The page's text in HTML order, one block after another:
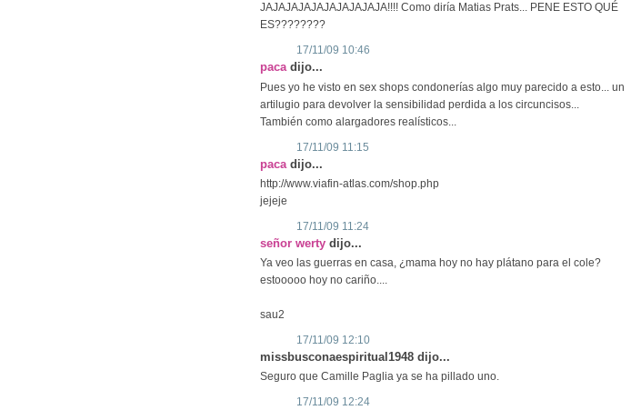
JAJAJAJAJAJAJAJAJAJA!!!! Como diría Matias Prats... PENE ESTO QUÉ
ES????????
17/11/09 10:46
paca dijo...
Pues yo he visto en sex shops condonerías algo muy parecido a esto... un
artilugio para devolver la sensibilidad perdida a los circuncisos...
También como alargadores realísticos...
17/11/09 11:15
paca dijo...
http://www.viafin-atlas.com/shop.php
jejeje
17/11/09 11:24
señor werty dijo...
Ya veo las guerras en casa, ¿mama hoy no hay plátano para el cole?
estooooo hoy no cariño....
sau2
17/11/09 12:10
missbusconaespiritual1948 dijo...
Seguro que Camille Paglia ya se ha pillado uno.
17/11/09 12:24